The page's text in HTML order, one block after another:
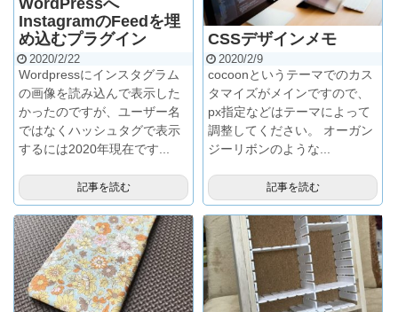
WordPressへ
InstagramのFeedを埋
め込むプラグイン
2020/2/22
Wordpressにインスタグラム
の画像を読み込んで表示した
かったのですが、ユーザー名
ではなくハッシュタグで表示
するには2020年現在です...
記事を読む
CSSデザインメモ
2020/2/9
cocoonというテーマでのカス
タマイズがメインですので、
px指定などはテーマによって
調整してください。 オーガン
ジーリボンのような...
記事を読む